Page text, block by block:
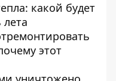
какой будет
этот